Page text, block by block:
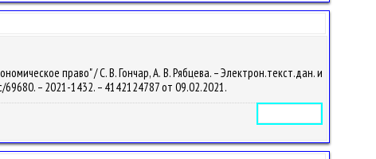
право" / С. В. Гончар, А. В. Рябцева. – Электрон.текст.дан. и
69680. – 2021-1432. – 4142124787 от 09.02.2021.